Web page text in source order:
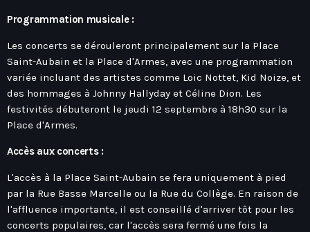
Programmation musicale :
Les concerts se dérouleront principalement sur la Place
Saint-Aubain et la Place d'Armes, avec une programmation
variée incluant des artistes comme Loic Nottet, Kid Noize, et
des hommages à Johnny Hallyday et Céline Dion. Les
festivités débuteront le jeudi 12 septembre à 18h30 sur la
Place d'Armes.
Accès aux concerts :
L'accès à la Place Saint-Aubain se fera uniquement à pied
par la Rue Basse Marcelle ou la Rue du Collège. En raison de
l'affluence importante, il est conseillé d'arriver tôt pour les
concerts populaires, car l'accès sera fermé une fois la